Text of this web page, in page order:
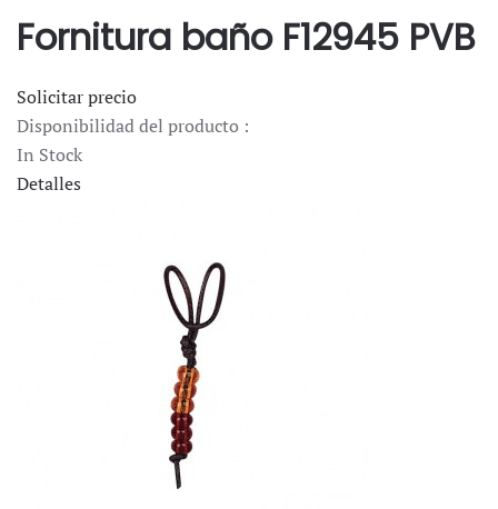
Fornitura baño F12945 PVB
Solicitar precio
Disponibilidad del producto :
In Stock
Detalles